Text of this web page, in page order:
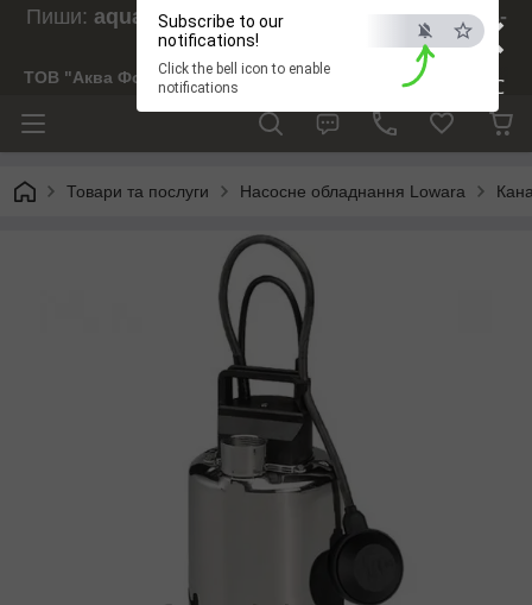
×
ESC
Subscribe to our
notifications!
Click the bell icon to enable
notifications
Пиши: aquaforesight@gmail.com , Дзвони:073-
238-29-97
ТОВ "Аква Форсайт"
Товари та послуги Насосне обладнання Lowara